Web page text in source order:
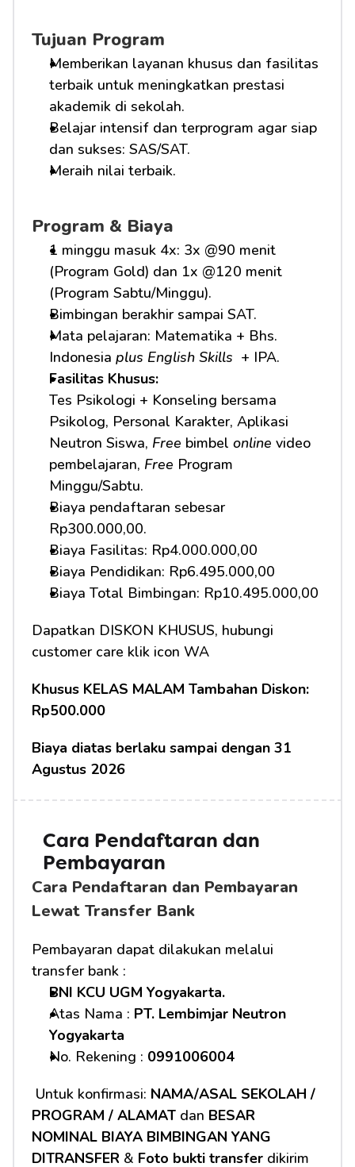
Tujuan Program
Memberikan layanan khusus dan fasilitas
terbaik untuk meningkatkan prestasi
akademik di sekolah.
Belajar intensif dan terprogram agar siap
dan sukses: SAS/SAT.
Meraih nilai terbaik.
Program & Biaya
1 minggu masuk 4x: 3x @90 menit
(Program Gold) dan 1x @120 menit
(Program Sabtu/Minggu).
Bimbingan berakhir sampai SAT.
Mata pelajaran: Matematika + Bhs.
Indonesia plus English Skills + IPA.
Fasilitas Khusus:
Tes Psikologi + Konseling bersama
Psikolog, Personal Karakter, Aplikasi
Neutron Siswa, Free bimbel online video
pembelajaran, Free Program
Minggu/Sabtu.
Biaya pendaftaran sebesar
Rp300.000,00.
Biaya Fasilitas: Rp4.000.000,00
Biaya Pendidikan: Rp6.495.000,00
Biaya Total Bimbingan: Rp10.495.000,00
Dapatkan DISKON KHUSUS, hubungi
customer care klik icon WA
Khusus KELAS MALAM Tambahan Diskon:
Rp500.000
Biaya diatas berlaku sampai dengan 31
Agustus 2026
Cara Pendaftaran dan
Pembayaran
Cara Pendaftaran dan Pembayaran
Lewat Transfer Bank
Pembayaran dapat dilakukan melalui
transfer bank :
BNI KCU UGM Yogyakarta.
Atas Nama : PT. Lembimjar Neutron
Yogyakarta
No. Rekening : 0991006004
Untuk konfirmasi: NAMA/ASAL SEKOLAH /
PROGRAM / ALAMAT dan BESAR
NOMINAL BIAYA BIMBINGAN YANG
DITRANSFER & Foto bukti transfer dikirim